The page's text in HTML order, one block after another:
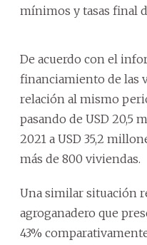
mínimos y tasas final
De acuerdo con el
financiamiento de las
relación al mismo
pasando de USD 20,5
2021 a USD 35,2
más de 800 viviendas.
Una similar situación
agroganadero que
43%